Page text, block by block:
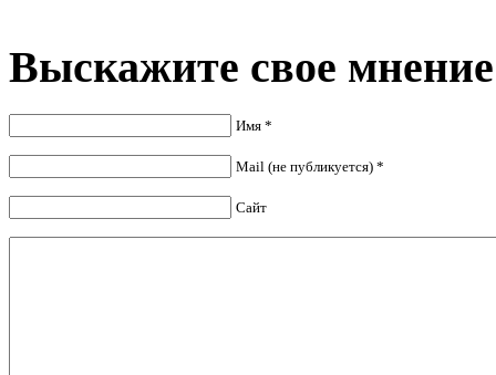
Выскажите свое мнение
Имя *
Mail (не публикуется) *
Сайт